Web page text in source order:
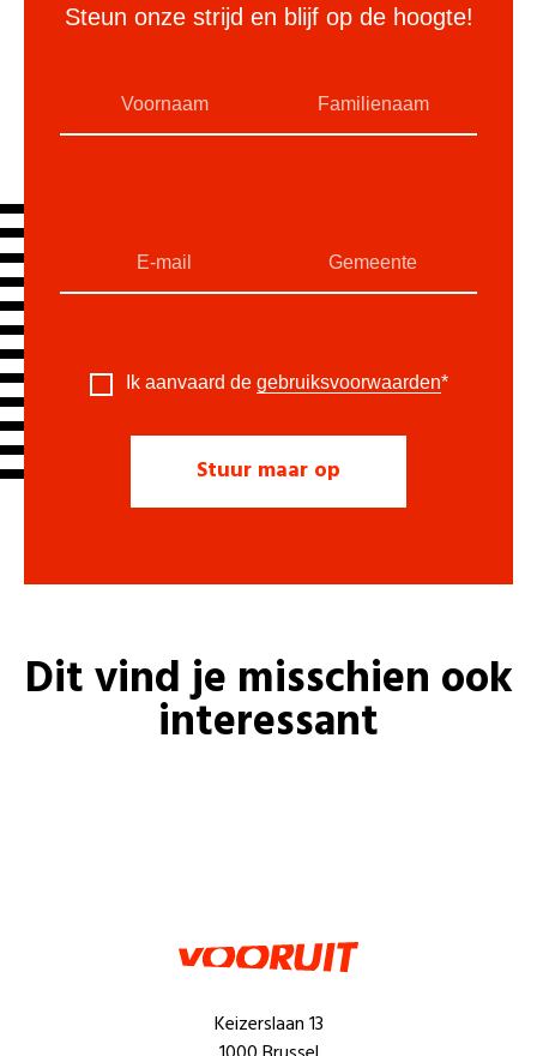
Steun onze strijd en blijf op de hoogte!
Ik aanvaard de gebruiksvoorwaarden*
Dit vind je misschien ook
interessant
Keizerslaan 13